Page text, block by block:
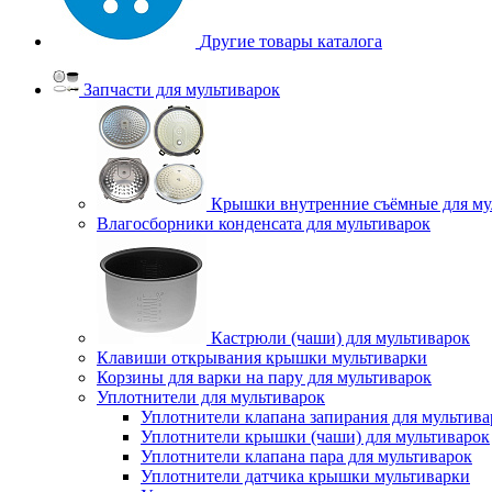
Другие товары каталога
Запчасти для мультиварок
Крышки внутренние съёмные для
Влагосборники конденсата для мультиварок
Кастрюли (чаши) для мультиварок
Клавиши открывания крышки мультиварки
Корзины для варки на пару для мультиварок
Уплотнители для мультиварок
Уплотнители клапана запирания для
Уплотнители крышки (чаши) для мультиварок
Уплотнители клапана пара для мультиварок
Уплотнители датчика крышки мультиварки